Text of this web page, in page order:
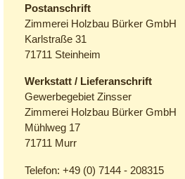
Postanschrift
Zimmerei Holzbau Bürker GmbH
Karlstraße 31
71711 Steinheim
Werkstatt / Lieferanschrift
Gewerbegebiet Zinsser
Zimmerei Holzbau Bürker GmbH
Mühlweg 17
71711 Murr
Telefon: +49 (0) 7144 - 208315